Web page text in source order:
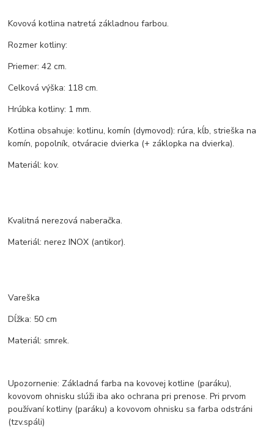
Kovová kotlina natretá základnou farbou.
Rozmer kotliny:
Priemer: 42 cm.
Celková výška: 118 cm.
Hrúbka kotliny: 1 mm.
Kotlina obsahuje: kotlinu, komín (dymovod): rúra, kĺb, strieška na
komín, popolník, otváracie dvierka (+ záklopka na dvierka).
Materiál: kov.
Kvalitná nerezová naberačka.
Materiál: nerez INOX (antikor).
Vareška
Dĺžka: 50 cm
Materiál: smrek.
Upozornenie: Základná farba na kovovej kotline (paráku),
kovovom ohnisku slúži iba ako ochrana pri prenose. Pri prvom
používaní kotliny (paráku) a kovovom ohnisku sa farba odstráni
(tzv.spáli)